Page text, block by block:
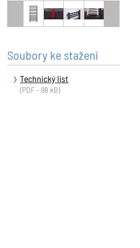
Soubory ke stažení
Technický list
(PDF - 98 kB)